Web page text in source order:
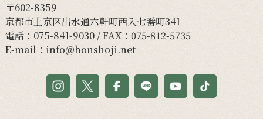
〒602-8359
京都市上京区出水通六軒町西入七番町341
電話： 075-841-9030/ FAX：075-812-5735
E-mail： info@honshoji.net